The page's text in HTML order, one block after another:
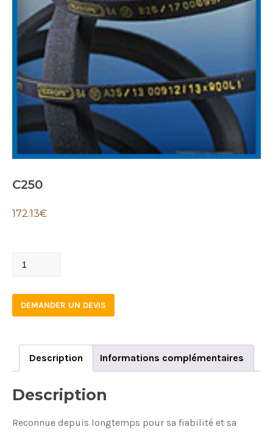
C250
172.13€
C250
DEMANDER UN DEVIS
Description Informations complémentaires
Description
Reconnue depuis longtemps pour sa fiabilité et sa